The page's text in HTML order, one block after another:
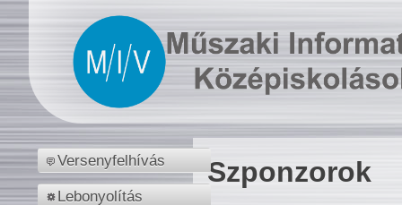
Versenyfelhívás
Lebonyolítás
Szponzorok